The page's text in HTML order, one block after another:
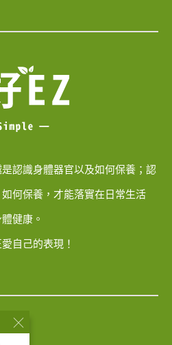
認識身體器官以及如何保養；認
何保養，才能落實在日常生活
健康。
自己的表現！